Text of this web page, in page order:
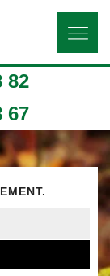
82
67